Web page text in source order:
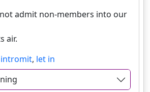
admit non-members into our
air.
intromit, let in